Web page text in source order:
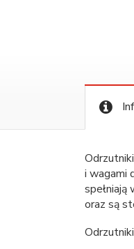
i wagami
spełniają
oraz są